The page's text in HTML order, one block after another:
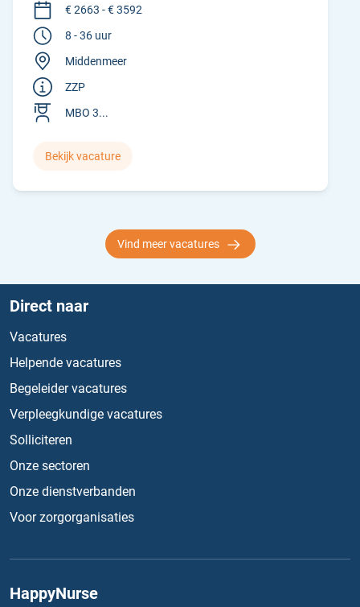
€ 2663 - € 3592
8 - 36 uur
Middenmeer
ZZP
MBO 3...
Bekijk vacature
Vind meer vacatures
Direct naar
Vacatures
Helpende vacatures
Begeleider vacatures
Verpleegkundige vacatures
Solliciteren
Onze sectoren
Onze dienstverbanden
Voor zorgorganisaties
HappyNurse